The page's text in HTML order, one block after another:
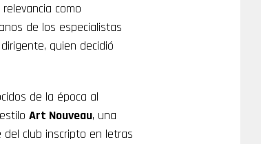
como
de los especialistas
quien decidió
de la época al
Art Nouveau, una
club inscripto en letras